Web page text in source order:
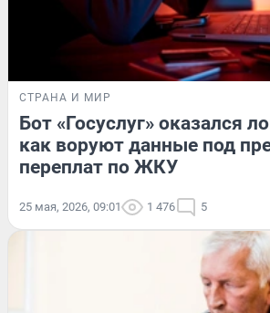
СТРАНА И МИР
Бот «Госуслуг» оказался
как воруют данные под
переплат по ЖКУ
25 мая, 2026, 09:01 1 476 5